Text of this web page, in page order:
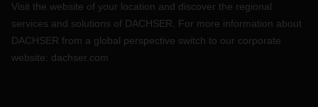
Visit the website of your location and discover the regional
services and solutions of DACHSER. For more information about
DACHSER from a global perspective switch to our corporate
website: dachser.com